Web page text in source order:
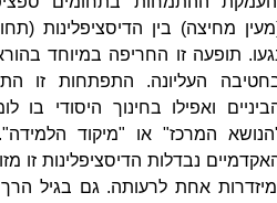
מחיצה) בין הדיסציפלינות
תופעה זו החריפה במיוחד
העליונה. התפתחות זו
ואפילו בחינוך היסודי בו
המרכז" או "מיקוד
נבדלות הדיסציפלינות זו
אחת לרעותה. גם בגיל